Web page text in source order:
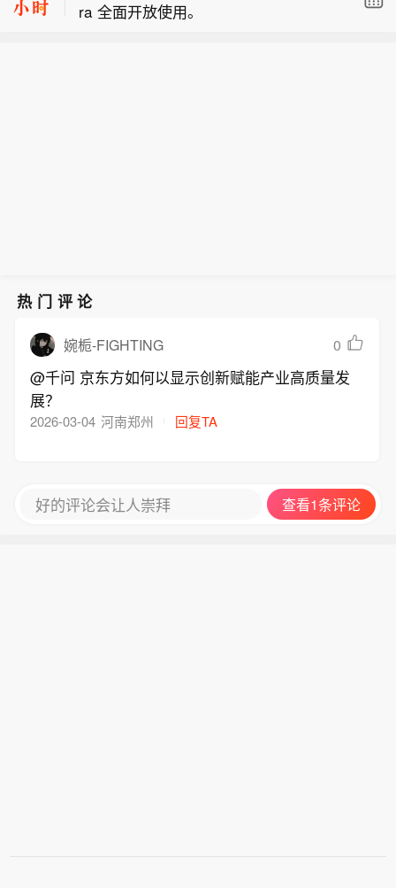
ra 全面开放使用。
热门评论
婉栀-FIGHTING 0
@千问 京东方如何以显示创新赋能产业高质量发
展？
2026-03-04 河南郑州 回复TA
好的评论会让人崇拜 查看1条评论